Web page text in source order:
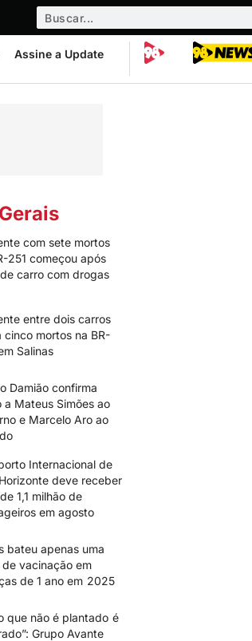
Assine a Update
com sete mortos
251 começou após
carro com drogas
entre dois carros
cinco mortos na BR-
Salinas
Damião confirma
a Mateus Simões ao
e Marcelo Aro ao
Internacional de
deve receber
1,1 milhão de
em agosto
bateu apenas uma
de vacinação em
de 1 ano em 2025
que não é plantado é
Grupo Avante